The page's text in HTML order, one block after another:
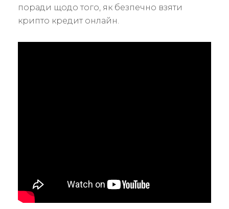
поради щодо того, як безпечно взяти
крипто кредит онлайн.